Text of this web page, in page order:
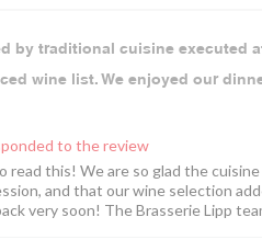
by traditional cuisine executed
wine list. We enjoyed our
to the review
read this! We are so glad the
and that our wine selection
very soon! The Brasserie Lipp